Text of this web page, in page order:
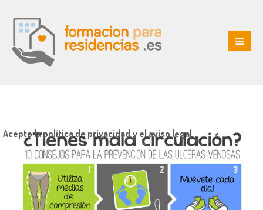
Acepto la política de privacidad y el aviso legal